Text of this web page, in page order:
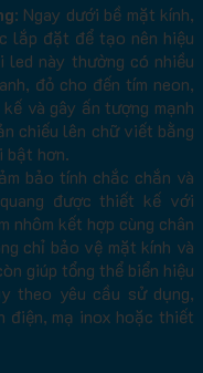
: Ngay dưới bề mặt kính,
lắp đặt để tạo nên hiệu
led này thường có nhiều
đỏ cho đến tím neon,
và gây ấn tượng mạnh
chiếu lên chữ viết bằng
bật hơn.
bảo tính chắc chắn và
được thiết kế với
nhôm kết hợp cùng chân
chỉ bảo vệ mặt kính và
giúp tổng thể biển hiệu
theo yêu cầu sử dụng,
điện, mạ inox hoặc thiết